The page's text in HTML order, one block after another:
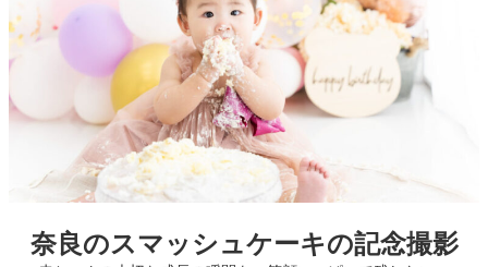
奈良のスマッシュケーキの記念撮影